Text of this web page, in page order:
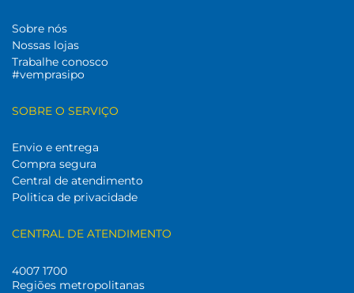
Sobre nós
Nossas lojas
Trabalhe conosco
#vemprasipo
SOBRE O SERVIÇO
Envio e entrega
Compra segura
Central de atendimento
Politica de privacidade
CENTRAL DE ATENDIMENTO
4007 1700
Regiões metropolitanas